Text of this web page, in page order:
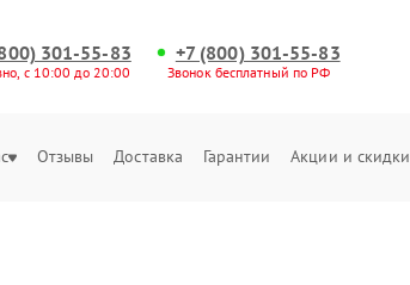
301-55-83
с 10:00 до 20:00
+7 (800) 301-55-83
Звонок бесплатный по РФ
Отзывы Доставка Гарантии Акции и скидки